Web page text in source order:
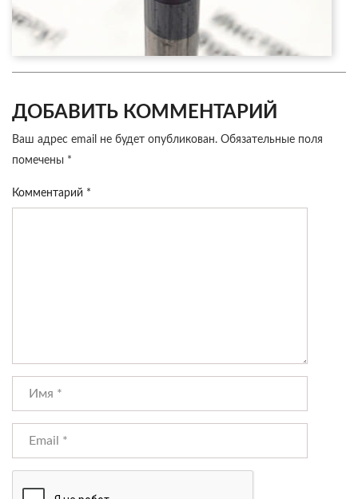
ДОБАВИТЬ КОММЕНТАРИЙ
Ваш адрес email не будет опубликован. Обязательные поля
помечены *
Комментарий *